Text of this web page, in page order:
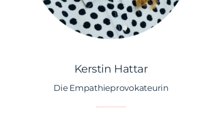
Kerstin Hattar
Die Empathieprovokateurin
Kerstin Hattar